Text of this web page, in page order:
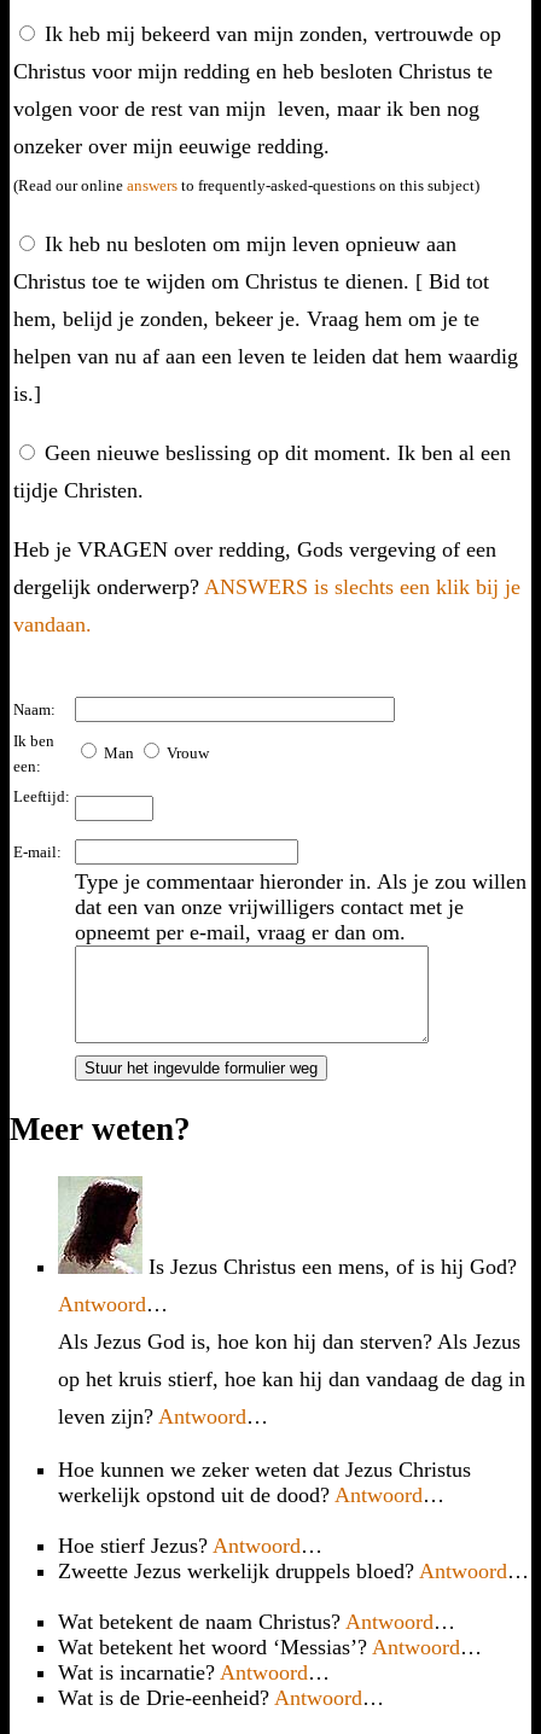
Ik heb mij bekeerd van mijn zonden, vertrouwde op
Christus voor mijn redding en heb besloten Christus te
volgen voor de rest van mijn leven, maar ik ben nog
onzeker over mijn eeuwige redding.
(Read our online answers to frequently-asked-questions on this subject)
Ik heb nu besloten om mijn leven opnieuw aan
Christus toe te wijden om Christus te dienen. [ Bid tot
hem, belijd je zonden, bekeer je. Vraag hem om je te
helpen van nu af aan een leven te leiden dat hem waardig
is.]
Geen nieuwe beslissing op dit moment. Ik ben al een
tijdje Christen.
Heb je VRAGEN over redding, Gods vergeving of een
dergelijk onderwerp? ANSWERS is slechts een klik bij je
vandaan.
Naam:
Ik ben
een:
Man Vrouw
Leeftijd:
E-mail:
Type je commentaar hieronder in. Als je zou willen
dat een van onze vrijwilligers contact met je
opneemt per e-mail, vraag er dan om.
Meer weten?
Is Jezus Christus een mens, of is hij God?
Antwoord…
Als Jezus God is, hoe kon hij dan sterven? Als Jezus
op het kruis stierf, hoe kan hij dan vandaag de dag in
leven zijn? Antwoord…
Hoe kunnen we zeker weten dat Jezus Christus
werkelijk opstond uit de dood? Antwoord…
Hoe stierf Jezus? Antwoord…
Zweette Jezus werkelijk druppels bloed? Antwoord…
Wat betekent de naam Christus? Antwoord…
Wat betekent het woord ‘Messias’? Antwoord…
Wat is incarnatie? Antwoord…
Wat is de Drie-eenheid? Antwoord…